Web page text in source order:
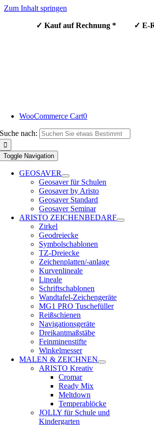
Zum Inhalt springen
✓ Kauf auf Rechnung * ✓ E-
WooCommerce Cart0
Suche nach:
Toggle Navigation
GEOSAVER
Geosaver für Schulen
Geosaver by Aristo
Geosaver Standard
Geosaver Seminar
ARISTO ZEICHENBEDARF
Zirkel
Geodreiecke
Symbolschablonen
TZ-Dreiecke
Zeichenplatten/-anlage
Kurvenlineale
Lineale
Schriftschablonen
Wandtafel-Zeichengeräte
MG1 PRO Tuschefüller
Reißschienen
Navigationsgeräte
Dreikantmaßstäbe
Feinminenstifte
Winkelmesser
MALEN & ZEICHNEN
ARISTO Kreativ
Cromar
Ready Mix
Meltdown
Temperablöcke
JOLLY für Schule und
Kindergarten